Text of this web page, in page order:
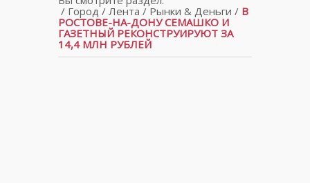
/ Город/ Лента / Рынки & Деньги / В
РОСТОВЕ-НА-ДОНУ СЕМАШКО И
ГАЗЕТНЫЙ РЕКОНСТРУИРУЮТ ЗА
14,4 МЛН РУБЛЕЙ